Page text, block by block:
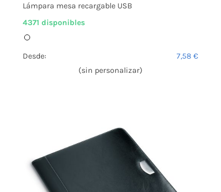
Lámpara mesa recargable USB
4371 disponibles
Desde: 7,58€
(sin personalizar)